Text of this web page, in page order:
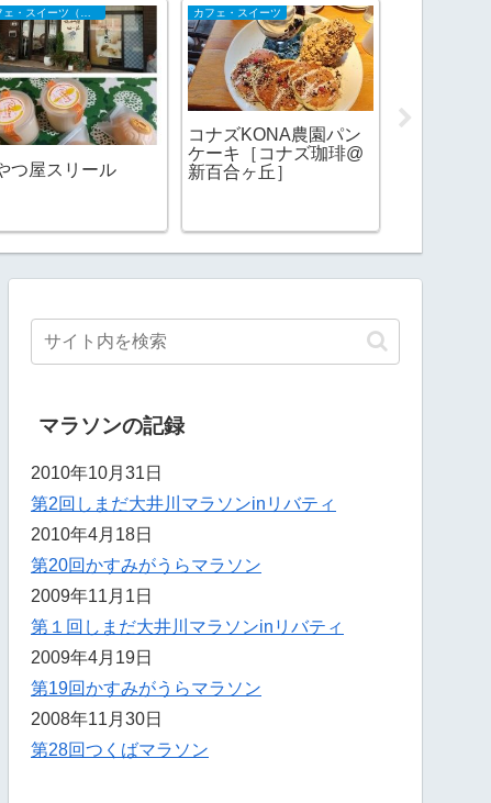
カフェ・スイーツ（山陰）
つ屋スリール
カフェ・スイーツ
コナズKONA農園パン
ケーキ［コナズ珈琲@
新百合ヶ丘］
マラソンの記録
2010年10月31日
第2回しまだ大井川マラソンinリバティ
2010年4月18日
第20回かすみがうらマラソン
2009年11月1日
第１回しまだ大井川マラソンinリバティ
2009年4月19日
第19回かすみがうらマラソン
2008年11月30日
第28回つくばマラソン